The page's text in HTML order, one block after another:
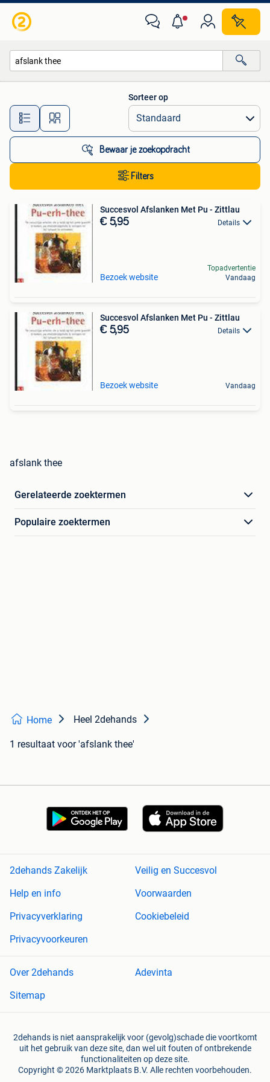
Alle afstanden…
Sorteer op
Bewaar je zoekopdracht
Filters
Succesvol Afslanken Met Pu - Zittlau
€ 5,95 Details
Bezoek website
Topadvertentie
Vandaag
Succesvol Afslanken Met Pu - Zittlau
€ 5,95 Details
Bezoek website Vandaag
afslank thee
Gerelateerde zoektermen
Populaire zoektermen
Home Heel 2dehands
1 resultaat voor 'afslank thee'
2dehands Zakelijk
Veilig en Succesvol
Help en info
Voorwaarden
Privacyverklaring
Cookiebeleid
Privacyvoorkeuren
Over 2dehands
Adevinta
Sitemap
2dehands is niet aansprakelijk voor (gevolg)schade die voortkomt
uit het gebruik van deze site, dan wel uit fouten of ontbrekende
functionaliteiten op deze site.
Copyright © 2026 Marktplaats B.V. Alle rechten voorbehouden.